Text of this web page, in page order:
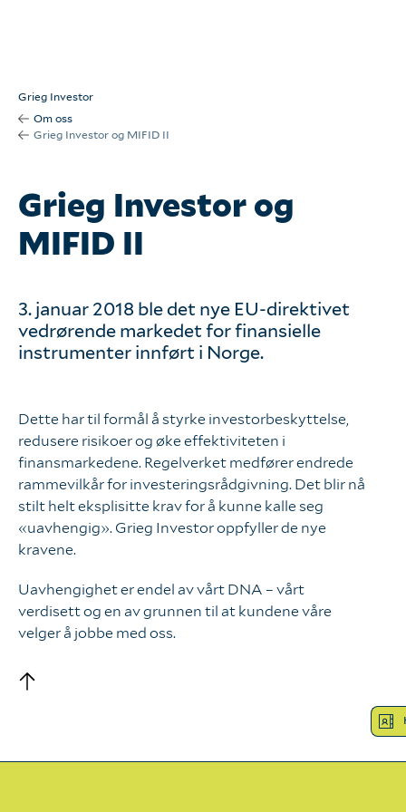
Hva tenker vi?
Våre verdier
Bærekraft
Våre tjenester
Våre kunder
Seminarer
Arkiv
English
Logg inn
Grieg Investor
Om oss
Grieg Investor og MIFID II
Grieg Investor og
MIFID II
3. januar 2018 ble det nye EU-direktivet
vedrørende markedet for finansielle
instrumenter innført i Norge.
Dette har til formål å styrke investorbeskyttelse,
redusere risikoer og øke effektiviteten i
finansmarkedene. Regelverket medfører endrede
rammevilkår for investeringsrådgivning. Det blir nå
stilt helt eksplisitte krav for å kunne kalle seg
«uavhengig». Grieg Investor oppfyller de nye
kravene.
Uavhengighet er endel av vårt DNA – vårt
verdisett og en av grunnen til at kundene våre
velger å jobbe med oss.